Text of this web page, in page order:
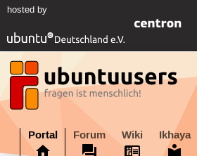
hosted by
Portal Forum Wiki Ikhaya